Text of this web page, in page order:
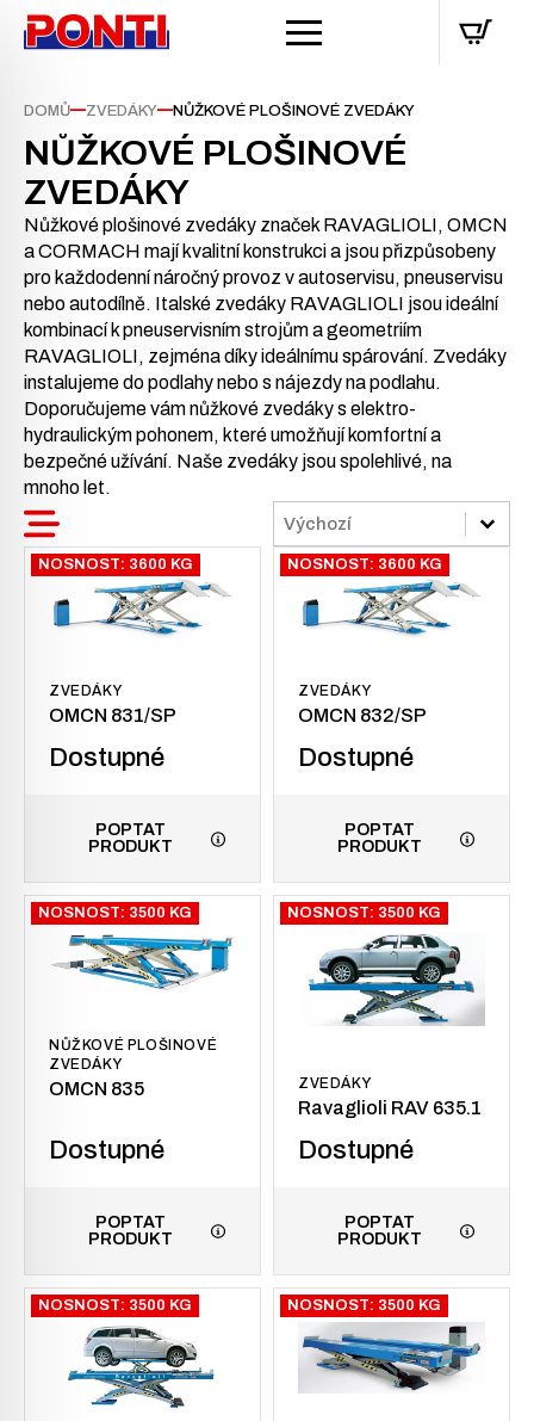
DOMŮ—ZVEDÁKY—NŮŽKOVÉ PLOŠINOVÉ ZVEDÁKY
NŮŽKOVÉ PLOŠINOVÉ
ZVEDÁKY
Nůžkové plošinové zvedáky značek RAVAGLIOLI, OMCN
a CORMACH mají kvalitní konstrukci a jsou přizpůsobeny
pro každodenní náročný provoz v autoservisu, pneuservisu
nebo autodílně. Italské zvedáky RAVAGLIOLI jsou ideální
kombinací k pneuservisním strojům a geometriím
RAVAGLIOLI, zejména díky ideálnímu spárování. Zvedáky
instalujeme do podlahy nebo s nájezdy na podlahu.
Doporučujeme vám nůžkové zvedáky s elektro-
hydraulickým pohonem, které umožňují komfortní a
bezpečné užívání. Naše zvedáky jsou spolehlivé, na
mnoho let.
Sort
Sort content
Sort content
NOSNOST: 3600 KG
ZVEDÁKY
OMCN 831/SP
Dostupné
POPTAT
PRODUKT
NOSNOST: 3600 KG
ZVEDÁKY
OMCN 832/SP
Dostupné
POPTAT
PRODUKT
NOSNOST: 3500 KG
NŮŽKOVÉ PLOŠINOVÉ
ZVEDÁKY
OMCN 835
Dostupné
POPTAT
PRODUKT
NOSNOST: 3500 KG
ZVEDÁKY
Ravaglioli RAV 635.1
Dostupné
POPTAT
PRODUKT
NOSNOST: 3500 KG NOSNOST: 3500 KG